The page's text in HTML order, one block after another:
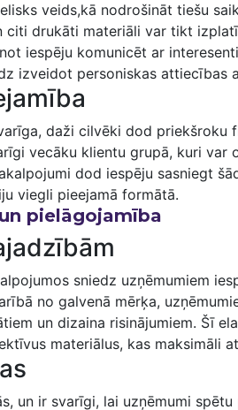
veids,kā nodrošināt tiešu
citi drukāti materiāli var tikt
iespēju komunicēt ar
izveidot personiskas attiecības
daži cilvēki dod priekšroku
vecāku klientu grupā, ‍kuri
dod iespēju sasniegt
viegli pieejamā formātā.
pielāgojamība
‌sniedz uzņēmumiem
no galvenā ⁢mērķa,
un dizaina risinājumiem. Šī
materiālus, kas maksimāli
un ir svarīgi, lai uzņēmumi